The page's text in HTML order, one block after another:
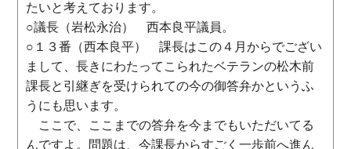
たいと考えております。
○議長（岩松永治） 西本良平議員。
○１３番（西本良平） 課長はこの４月からでござい
まして、長きにわたってこられたベテランの松木前
課長と引継ぎを受けられての今の御答弁かというふ
うにも思います。
ここで、ここまでの答弁を今までもいただいてる
んですよ。問題は、今課長からすごく一歩前へ進ん